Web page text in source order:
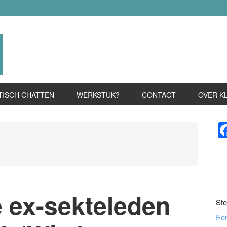
CHATTEN WERKSTUK? CONTACT OVER
sekteleden